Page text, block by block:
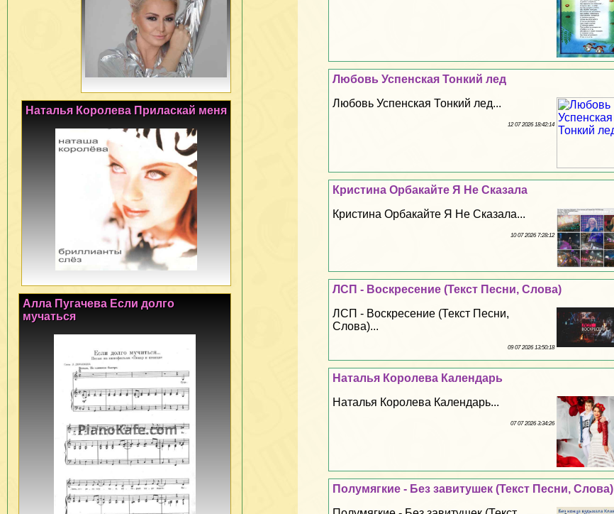
Любовь Успенская Тонкий лед
Любовь Успенская Тонкий лед...
12 07 2026 18:42:14
Кристина Орбакайте Я Не Сказала
Кристина Орбакайте Я Не Сказала...
10 07 2026 7:28:12
ЛСП - Воскресение (Текст Песни, Слова)
ЛСП - Воскресение (Текст Песни,
Слова)...
09 07 2026 13:50:18
Наталья Королева Календарь
Наталья Королева Календарь...
07 07 2026 3:34:26
Полумягкие - Без завитушек (Текст Песни, Слова)
Наталья Королева Приласкай меня
Алла Пугачева Если долго
мучаться